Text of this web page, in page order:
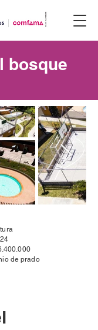
bosque
de prado